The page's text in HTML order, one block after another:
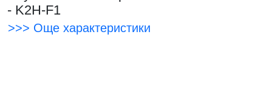
- K2H-F1
>>> Още характеристики